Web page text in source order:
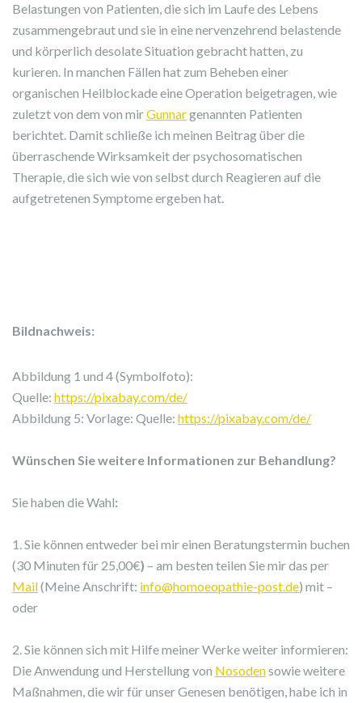
Belastungen von Patienten, die sich im Laufe des Lebens
zusammengebraut und sie in eine nervenzehrend belastende
und körperlich desolate Situation gebracht hatten, zu
kurieren. In manchen Fällen hat zum Beheben einer
organischen Heilblockade eine Operation beigetragen, wie
zuletzt von dem von mirGunnargenannten Patienten
berichtet. Damit schließe ich meinen Beitrag über die
überraschende Wirksamkeit der psychosomatischen
Therapie, die sich wie von selbst durch Reagieren auf die
aufgetretenen Symptome ergeben hat.
Bildnachweis:
Abbildung 1 und 4 (Symbolfoto):
Quelle: https://pixabay.com/de/
Abbildung 5: Vorlage: Quelle: https://pixabay.com/de/
Wünschen Sie weitere Informationen zur Behandlung?
Sie haben die Wahl:
1. Sie können entweder bei mir einen Beratungstermin buchen
(30 Minuten für 25,00€) – am besten teilen Sie mir das per
Mail(Meine Anschrift: info@homoeopathie-post.de) mit –
oder
2. Sie können sich mit Hilfe meiner Werke weiter informieren:
Die Anwendung und Herstellung von Nosodensowie weitere
Maßnahmen, die wir für unser Genesen benötigen, habe ich in